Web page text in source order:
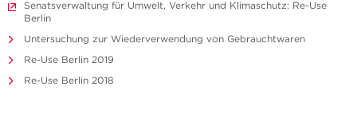
Senatsverwaltung für Umwelt, Verkehr und Klimaschutz: Re-Use
Berlin
Untersuchung zur Wiederverwendung von Gebrauchtwaren
Re-Use Berlin 2019
Re-Use Berlin 2018